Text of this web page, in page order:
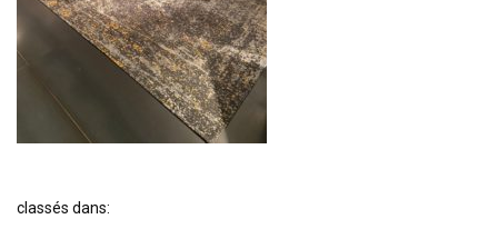
BIBLIOTHÈQUE
TABLE BASSE
FAUTEUILS
CANAPÉS
CHAISES
classés dans: